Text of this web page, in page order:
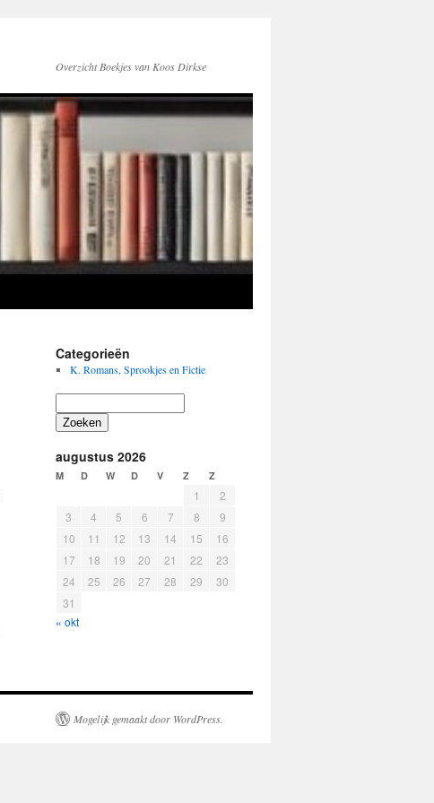
Overzicht Boekjes van Koos Dirkse
Categorieën
K. Romans, Sprookjes en Fictie
Zoeken
augustus 2026
M D W D V Z Z
1
2
3
4 5 6 7 8
9
10
11 12 13 14 15
16
17
18 19 20 21 22
23
24
25 26 27 28 29
30
31
« okt
Mogelijk gemaakt door WordPress.